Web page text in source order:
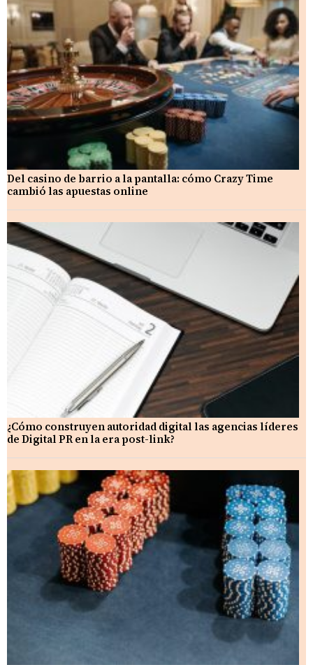
Del casino de barrio a la pantalla: cómo Crazy Time
cambió las apuestas online
¿Cómo construyen autoridad digital las agencias líderes
de Digital PR en la era post-link?